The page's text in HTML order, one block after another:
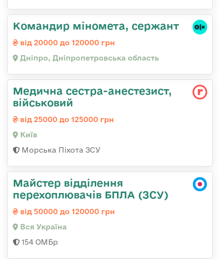
Командир міномета, сержант
від 20000 до 120000 грн
Дніпро, Дніпропетровська область
Медична сестpа-анестезист,
військовий
від 25000 до 125000 грн
Київ
Морська Піхота ЗСУ
Майстер відділення
перехоплювачів БПЛА (ЗСУ)
від 50000 до 120000 грн
Вся Україна
154 ОМБр